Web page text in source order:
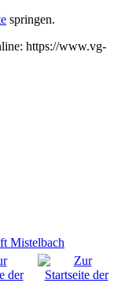
springen.
https://www.vg-